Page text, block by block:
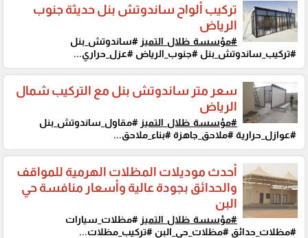
تركيب ألواح ساندوتش بنل حديثة جنوب
الرياض
#مؤسسة_ظلال_التميز #ساندوتش_بنل
#تركيب_ساندوتش_بنل #جنوب_الرياض #عزل_حراري...
سعر متر ساندوتش بنل مع التركيب شمال
الرياض
#مؤسسة_ظلال_التميز #مقاول_ساندوتش_بنل
#عوازل_حرارية #ملاحق_جاهزة #بناء_ملاحق...
أحدث موديلات المظلات الهرمية للمواقف
والحدائق بجودة عالية وأسعار منافسة حي
البن
#مؤسسة_ظلال_التميز #مظلات_سيارات
#مظلات_حدائق #مظلات_حي_البن #تركيب_مظلات...